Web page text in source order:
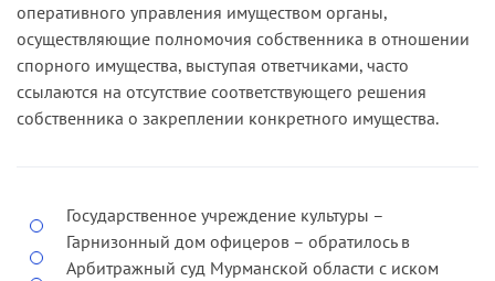
спорного имущества истцу на праве
хозяйственного ведения (дело № А56-6525/02).
оперативного управления имуществом органы,
осуществляющие полномочия собственника в отношении
спорного имущества, выступая ответчиками, часто
ссылаются на отсутствие соответствующего решения
собственника о закреплении конкретного имущества.
Государственное учреждение культуры –
Гарнизонный дом офицеров – обратилось в
Арбитражный суд Мурманской области с иском